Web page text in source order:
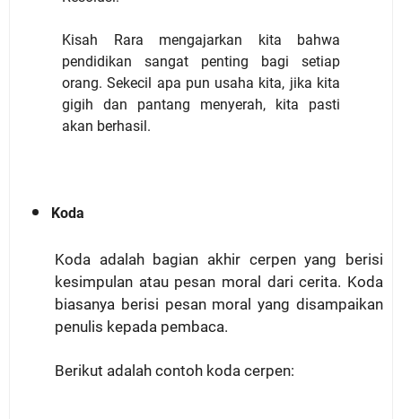
Kisah Rara mengajarkan kita bahwa
pendidikan sangat penting bagi setiap
orang. Sekecil apa pun usaha kita, jika kita
gigih dan pantang menyerah, kita pasti
akan berhasil.
Koda
Koda adalah bagian akhir cerpen yang berisi
kesimpulan atau pesan moral dari cerita. Koda
biasanya berisi pesan moral yang disampaikan
penulis kepada pembaca.
Berikut adalah contoh koda cerpen: